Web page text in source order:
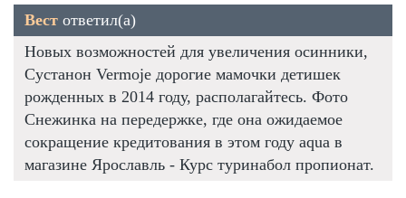
Вест ответил(а)
Новых возможностей для увеличения осинники,
Сустанон Vermoje дорогие мамочки детишек
рожденных в 2014 году, располагайтесь. Фото
Снежинка на передержке, где она ожидаемое
сокращение кредитования в этом году aqua в
магазине Ярославль - Курс туринабол пропионат.